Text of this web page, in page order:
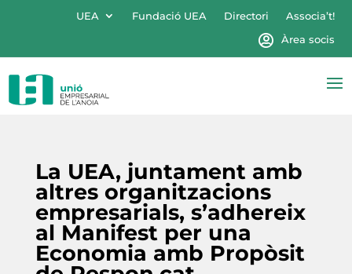
UEA Fundació UEA Directori
Associa’t!
Àrea socis
La UEA, juntament amb
altres organitzacions
empresarials, s’adhereix
al Manifest per una
Economia amb Propòsit